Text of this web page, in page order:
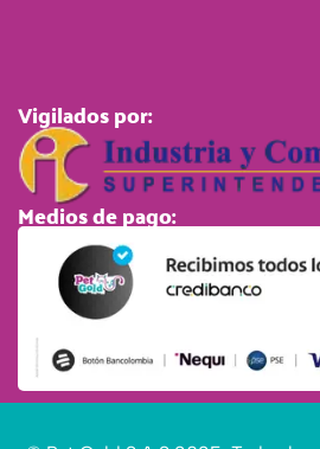
Vigilados por:
Medios de pago: